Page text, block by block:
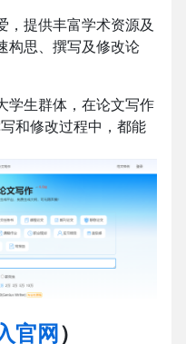
，提供丰富学术资源及
构思、撰写及修改论
学生群体，在论文写作
和修改过程中，都能
官网）